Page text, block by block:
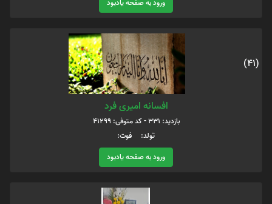
ورود به صفحه یادبود
(41)
افسانه امیری فرد
بازدید: 331 - کد متوفی: 41299
تولد: فوت:
ورود به صفحه یادبود